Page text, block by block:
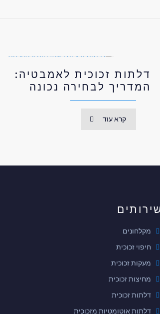
דלתות זכוכית לאמבטיה:
המדריך לבחירה נכונה
קרא עוד
מקלחונים
חיפוי זכוכית
מעקות זכוכית
מחיצות זכוכית
דלתות זכוכית
דלתות אוטומטיות מזכוכית